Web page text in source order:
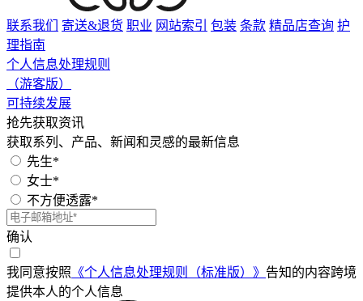
联系我们 寄送&退货 职业 网站索引 包装 条款 精品店查询 护
理指南
个人信息处理规则
（游客版）
可持续发展
抢先获取资讯
获取系列、产品、新闻和灵感的最新信息
先生*
女士*
不方便透露*
确认
我同意按照 《个人信息处理规则（标准版）》 告知的内容跨境
提供本人的个人信息